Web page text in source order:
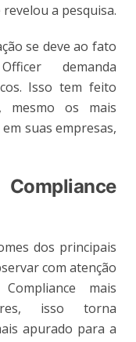
a pesquisa.
se deve ao fato
demanda
Isso tem feito
mesmo os mais
suas empresas,
dos principais
com atenção
mais
isso torna
apurado para a